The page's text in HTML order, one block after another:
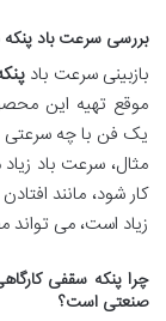
بررسی سرعت باد
بازبینی سرعت باد
موقع تهیه این
یک فن با چه سرعتی
مثال، سرعت باد
کار شود، مانند
زیاد است، می تواند
صنعتی است؟